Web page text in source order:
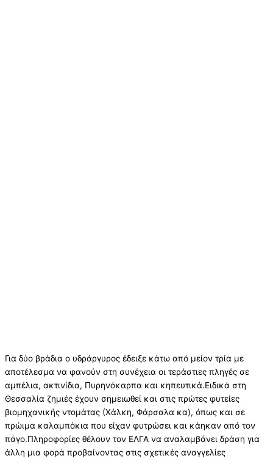
Για δύο βράδια ο υδράργυρος έδειξε κάτω από μείον τρία με
αποτέλεσμα να φανούν στη συνέχεια οι τεράστιες πληγές σε
αμπέλια, ακτινίδια, Πυρηνόκαρπα και κηπευτικά.Ειδικά στη
Θεσσαλία ζημιές έχουν σημειωθεί και στις πρώτες φυτείες
βιομηχανικής ντομάτας (Χάλκη, Φάρσαλα κα), όπως και σε
πρώιμα καλαμπόκια που είχαν φυτρώσει και κάηκαν από τον
πάγο.Πληροφορίες θέλουν τον ΕΛΓΑ να αναλαμβάνει δράση για
άλλη μια φορά προβαίνοντας στις σχετικές αναγγελίες